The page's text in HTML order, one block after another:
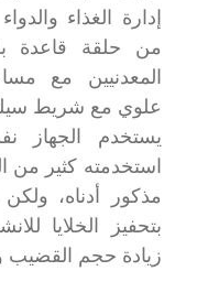
إدارة الغذاء
من حلقة قاعدة
المعدنيين مع
علوي مع شريط
يستخدم الجهاز
استخدمته كثير من
مذكور أدناه،
بتحفيز الخلايا
زيادة حجم القضيب